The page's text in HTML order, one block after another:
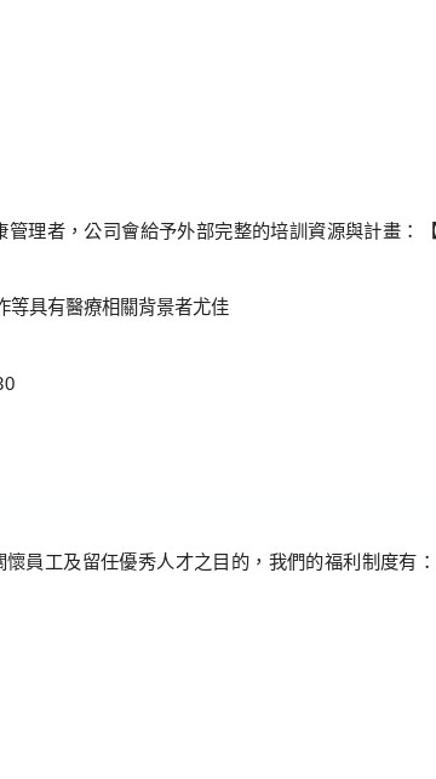
理者，公司會給予外部完整的培訓資源與計畫：
等具有醫療相關背景者尤佳
員工及留任優秀人才之目的，我們的福利制度有：